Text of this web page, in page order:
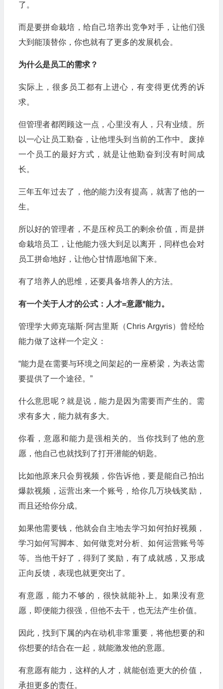
了。
而是要拼命栽培，给自己培养出竞争对手，让他们强
大到能顶替你，你也就有了更多的发展机会。
为什么是员工的需求？
实际上，很多员工都有上进心，有变得更优秀的诉
求。
但管理者都罔顾这一点，心里没有人，只有业绩。所
以一心让员工勤奋，让他埋头到当前的工作中。废掉
一个员工的最好方式，就是让他勤奋到没有时间成
长。
三年五年过去了，他的能力没有提高，就害了他的一
生。
所以好的管理者，不是压榨员工的剩余价值，而是拼
命栽培员工，让他能力强大到足以离开，同样也会对
员工拼命地好，让他心甘情愿地留下来。
有了培养人的思维，还要具备培养人的方法。
有一个关于人才的公式：人才=意愿*能力。
管理学大师克瑞斯·阿吉里斯（Chris Argyris）曾经给
能力做了这样一个定义：
“能力是在需要与环境之间架起的一座桥梁，为表达需
要提供了一个途径。”
什么意思呢？就是说，能力是因为需要而产生的。需
求有多大，能力就有多大。
你看，意愿和能力是强相关的。当你找到了他的意
愿，他自己也就找到了打开潜能的钥匙。
比如他原来只会剪视频，你告诉他，要是能自己拍出
爆款视频，运营出来一个账号，给你几万块钱奖励，
而且还给你分成。
如果他需要钱，他就会自主地去学习如何拍好视频，
学习如何写脚本、如何做竞对分析、如何运营账号等
等。当他干好了，得到了奖励，有了成就感，又形成
正向反馈，表现也就更突出了。
有意愿，能力不够的，很快就能补上。如果没有意
愿，即便能力很强，但他不去干，也无法产生价值。
因此，找到下属的内在动机非常重要，将他想要的和
你想要的结合在一起，就能激发他的意愿。
有意愿有能力，这样的人才，就能创造更大的价值，
承担更多的责任。